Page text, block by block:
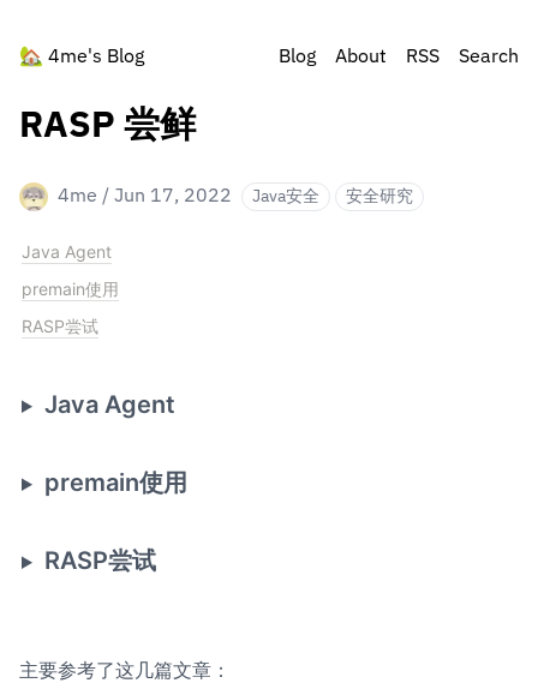
🏡 4me's Blog Blog About RSS Search
RASP 尝鲜
4me / Jun 17, 2022 Java安全 安全研究
Java Agent
premain使用
RASP尝试
Java Agent
premain使用
RASP尝试
主要参考了这几篇文章：